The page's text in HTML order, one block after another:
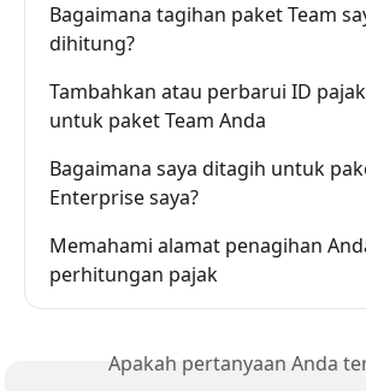
Bagaimana tagihan paket Team
dihitung?
Tambahkan atau perbarui ID pajak
untuk paket Team Anda
Bagaimana saya ditagih untuk
Enterprise saya?
Memahami alamat penagihan
perhitungan pajak
Apakah pertanyaan Anda